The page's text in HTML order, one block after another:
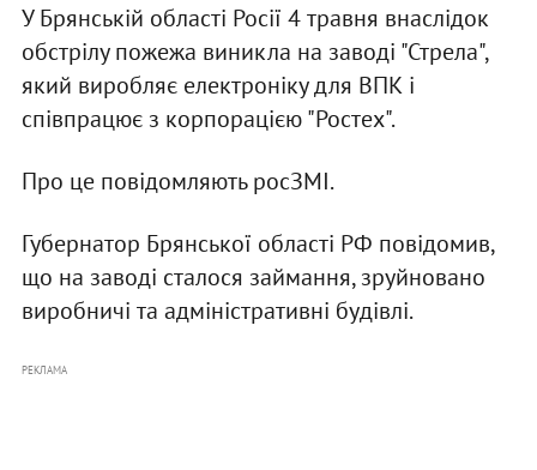
У Брянській області Росії 4 травня внаслідок
обстрілу пожежа виникла на заводі "Стрела",
який виробляє електроніку для ВПК і
співпрацює з корпорацією "Ростех".
Про це повідомляють росЗМІ.
Губернатор Брянської області РФ повідомив,
що на заводі сталося займання, зруйновано
виробничі та адміністративні будівлі.
РЕКЛАМА